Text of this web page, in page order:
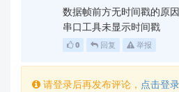
数据帧前方无时间戳的原
串口工具未显示时间戳
0 回复 举报
请登录后再发布评论， 点击登录